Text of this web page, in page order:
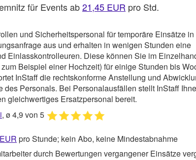
für Events ab21,45 EUR pro Std.
und Sicherheitspersonal für temporäre Einsätze in
aus und erhalten in wenigen Stunden eine
Einlasskontrolleuren. Diese können Sie im
Beispiel einer Hochzeit) für einige Stunden bis
InStaffdie rechtskonforme Anstellung und
Personals. Bei Personalausfällen stellt InStaff
gleichwertiges Ersatzpersonal bereit.
, ø 4,9 von 5
EUR pro Stunde; kein Abo, keine Mindestabnahme
durch Bewertungen vergangener Einsätze